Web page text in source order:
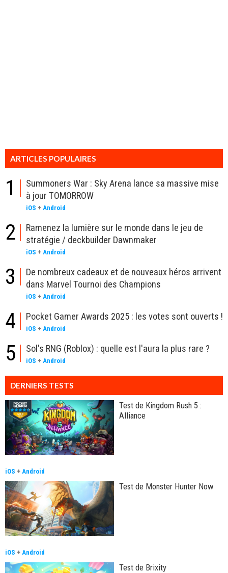
ARTICLES POPULAIRES
1
Summoners War : Sky Arena lance sa massive mise
à jour TOMORROW
iOS + Android
2
Ramenez la lumière sur le monde dans le jeu de
stratégie / deckbuilder Dawnmaker
iOS + Android
3
De nombreux cadeaux et de nouveaux héros arrivent
dans Marvel Tournoi des Champions
iOS + Android
4 Pocket Gamer Awards 2025 : les votes sont ouverts !
iOS + Android
5 Sol's RNG (Roblox) : quelle est l'aura la plus rare ?
iOS + Android
DERNIERS TESTS
Test de Kingdom Rush 5 :
Alliance
iOS + Android
Test de Monster Hunter Now
iOS + Android
Test de Brixity